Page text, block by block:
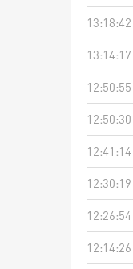
13:18:42
13:14:17
12:50:55
12:50:30
12:41:14
12:30:19
12:26:54
12:14:26